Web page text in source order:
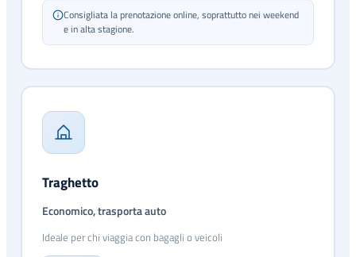
Consigliata la prenotazione online, soprattutto nei weekend
e in alta stagione.
Traghetto
Economico, trasporta auto
Ideale per chi viaggia con bagagli o veicoli